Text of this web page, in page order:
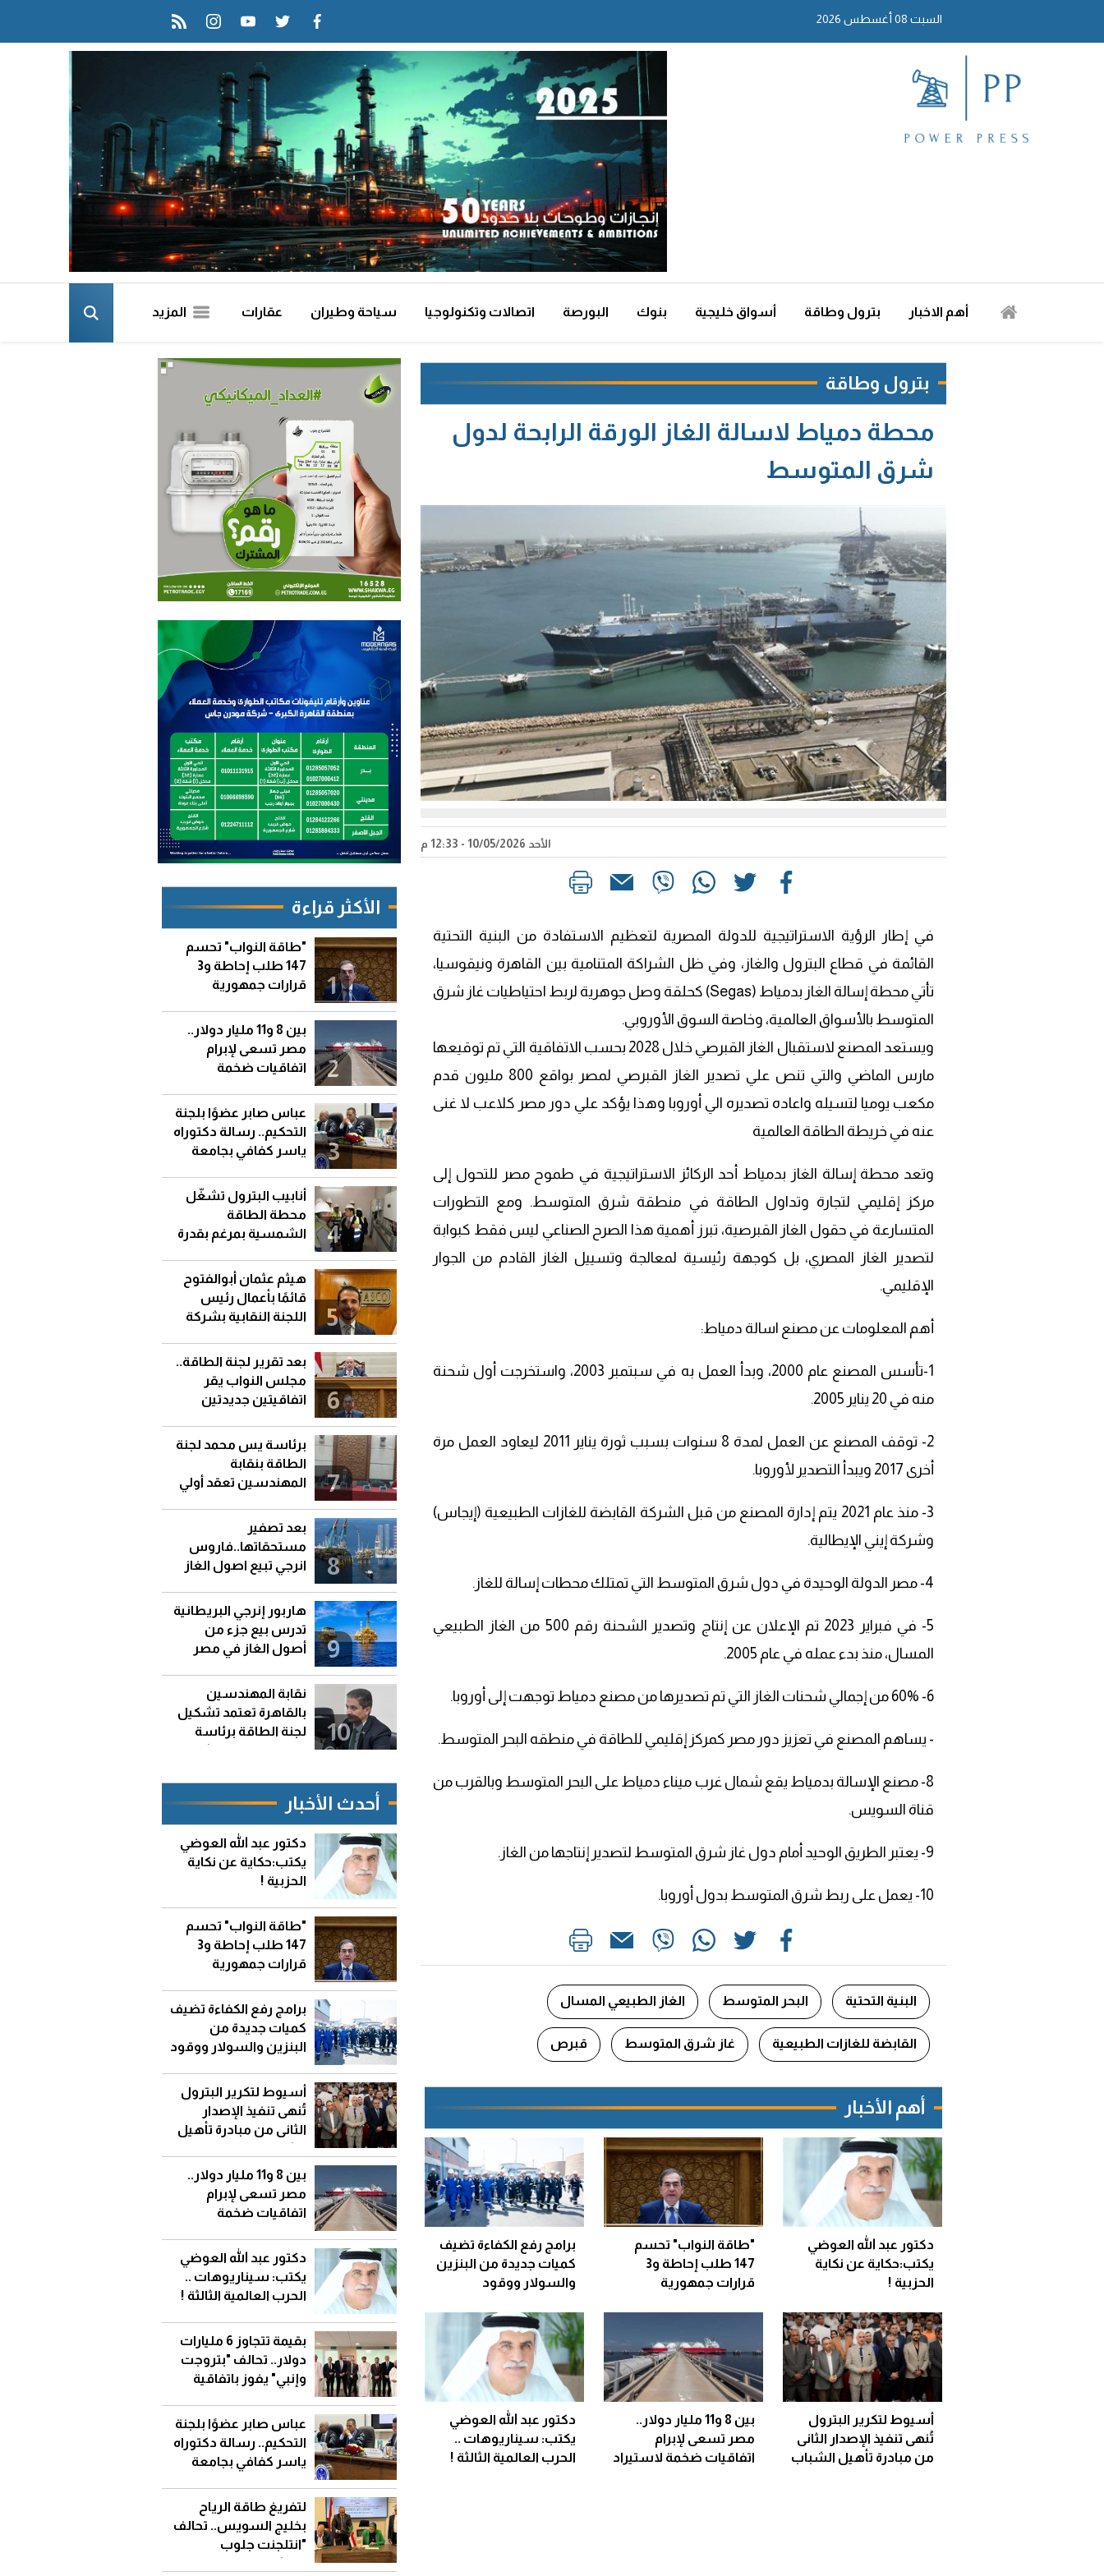
السبت 08 أغسطس 2026 facebook
twitter
youtube
instagram
rss feed
أهم الاخبار بترول وطاقة أسواق خليجية بنوك البورصة اتصالات وتكنولوجيا سياحة وطيران عقارات المزيد
بترول وطاقة
محطة دمياط لاسالة الغاز الورقة الرابحة لدول
شرق المتوسط
الأحد 10/05/2026 - 12:33 م
في إطار الرؤية الاستراتيجية للدولة المصرية لتعظيم الاستفادة من البنية التحتية
القائمة في قطاع البترول والغاز، وفي ظل الشراكة المتنامية بين القاهرة ونيقوسيا،
تأتي محطة إسالة الغاز بدمياط (Segas) كحلقة وصل جوهرية لربط احتياطيات غاز شرق
المتوسط بالأسواق العالمية، وخاصة السوق الأوروبي.
​ويستعد المصنع لاستقبال الغاز القبرصي خلال 2028 بحسب الاتفاقية التي تم توقيعها
مارس الماضي والتي تنص علي تصدير الغاز القبرصي لمصر بواقع 800 مليون قدم
مكعب يوميا لتسيله واعاده تصديره الي أوروبا وهذا يؤكد علي دور مصر كلاعب لا غنى
عنه في خريطة الطاقة العالمية
وتعد محطة إسالة الغاز بدمياط أحد الركائز الاستراتيجية في طموح مصر للتحول إلى
مركز إقليمي لتجارة وتداول الطاقة في منطقة شرق المتوسط. ومع التطورات
المتسارعة في حقول الغاز القبرصية، تبرز أهمية هذا الصرح الصناعي ليس فقط كبوابة
لتصدير الغاز المصري، بل كوجهة رئيسية لمعالجة وتسييل الغاز القادم من الجوار
الإقليمي.
أهم المعلومات عن مصنع اسالة دمياط:
1-تأسس المصنع عام 2000، وبدأ العمل به في سبتمبر 2003، واستخرجت أول شحنة
منه في 20 يناير 2005.
2- توقف المصنع عن العمل لمدة 8 سنوات بسبب ثورة يناير 2011 ليعاود العمل مرة
أخرى 2017 ويبدأ التصدير لأوروبا.
3- منذ عام 2021 يتم إدارة المصنع من قبل الشركة القابضة للغازات الطبيعية (إيجاس)
وشركة إيني الإيطالية.
4- مصر الدولة الوحيدة في دول شرق المتوسط التي تمتلك محطات إسالة للغاز.
5- في فبراير 2023 تم الإعلان عن إنتاج وتصدير الشحنة رقم 500 من الغاز الطبيعي
المسال، منذ بدء عمله في عام 2005.
6- 60% من إجمالي شحنات الغاز التي تم تصديرها من مصنع دمياط توجهت إلى أوروبا.
- يساهم المصنع في تعزيز دور مصر كمركز إقليمي للطاقة في منطقه البحر المتوسط.
8- مصنع الإسالة بدمياط يقع شمال غرب ميناء دمياط على البحر المتوسط وبالقرب من
قناة السويس.
9- يعتبر الطريق الوحيد أمام دول غاز شرق المتوسط لتصدير إنتاجها من الغاز.
10- يعمل على ربط شرق المتوسط بدول أوروبا.
البنية التحتية البحر المتوسط الغاز الطبيعي المسال
القابضة للغازات الطبيعية غاز شرق المتوسط قبرص
أهم الأخبار
دكتور عبد الله العوضي
يكتب:حكاية عن نكاية
الحزبية !
"طاقة النواب" تحسم
147 طلب إحاطة و3
قرارات جمهورية
برامج رفع الكفاءة تضيف
كميات جديدة من البنزين
والسولار ووقود
الاستيراد
أسيوط لتكرير البترول
تُنهى تنفيذ الإصدار الثانى
من مبادرة تأهيل الشباب
بين 8 و11 مليار دولار..
مصر تسعى لإبرام
اتفاقيات ضخمة لاستيراد
دكتور عبد الله العوضي
يكتب: سيناريوهات ..
الحرب العالمية الثالثة !
الأكثر قراءة
1
"طاقة النواب" تحسم
147 طلب إحاطة و3
قرارات جمهورية
2
بين 8 و11 مليار دولار..
مصر تسعى لإبرام
اتفاقيات ضخمة
3
عباس صابر عضوًا بلجنة
التحكيم.. رسالة دكتوراه
ياسر كفافي بجامعة
4
أنابيب البترول تشغّل
محطة الطاقة
الشمسية بمرغم بقدرة
5
هيثم عثمان أبوالفتوح
قائمًا بأعمال رئيس
اللجنة النقابية بشركة
6
بعد تقرير لجنة الطاقة..
مجلس النواب يقر
اتفاقيتين جديدتين
7
برئاسة يس محمد لجنة
الطاقة بنقابة
المهندسين تعقد أولي
8
بعد تصفير
مستحقاتها..فاروس
انرجي تبيع اصول الغاز
9
هاربور إنرجي البريطانية
تدرس بيع جزء من
أصول الغاز في مصر
10
نقابة المهندسين
بالقاهرة تعتمد تشكيل
لجنة الطاقة برئاسة
أحدث الأخبار
دكتور عبد الله العوضي
يكتب:حكاية عن نكاية
الحزبية !
"طاقة النواب" تحسم
147 طلب إحاطة و3
قرارات جمهورية
برامج رفع الكفاءة تضيف
كميات جديدة من
البنزين والسولار ووقود
الاستيراد
أسيوط لتكرير البترول
تُنهى تنفيذ الإصدار
الثانى من مبادرة تأهيل
بالوظائف الرقمية الحرة
بين 8 و11 مليار دولار..
مصر تسعى لإبرام
اتفاقيات ضخمة
دكتور عبد الله العوضي
يكتب: سيناريوهات ..
الحرب العالمية الثالثة !
بقيمة تتجاوز 6 مليارات
دولار.. تحالف "بتروجت
وإنبي" يفوز باتفاقية
عُمان
عباس صابر عضوًا بلجنة
التحكيم.. رسالة دكتوراه
ياسر كفافي بجامعة
لتفريغ طاقة الرياح
بخليج السويس.. تحالف
"انتلجنت جلوب